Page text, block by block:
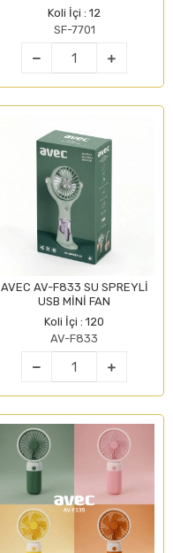
Koli İçi : 12
SF-7701
AVEC AV-F833 SU SPREYLİ
USB MİNİ FAN
Koli İçi : 120
AV-F833